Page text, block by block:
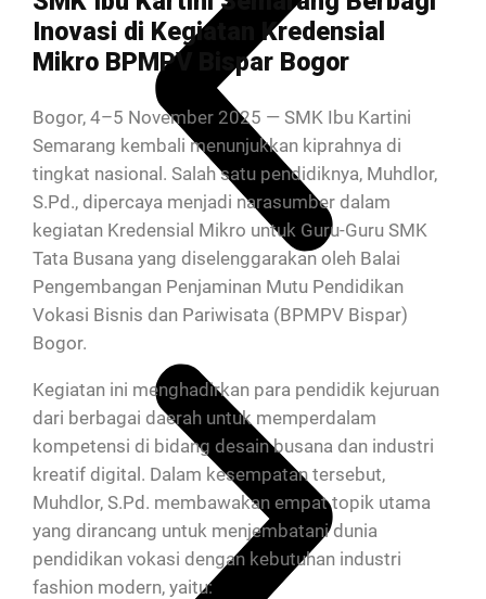
Inovasi di Kegiatan Kredensial
Mikro BPMPV Bispar Bogor
Bogor, 4–5 November 2025 — SMK Ibu Kartini
Semarang kembali menunjukkan kiprahnya di
tingkat nasional. Salah satu pendidiknya, Muhdlor,
S.Pd., dipercaya menjadi narasumber dalam
kegiatan Kredensial Mikro untuk Guru-Guru SMK
Tata Busana yang diselenggarakan oleh Balai
Pengembangan Penjaminan Mutu Pendidikan
Vokasi Bisnis dan Pariwisata (BPMPV Bispar)
Bogor.
Kegiatan ini menghadirkan para pendidik kejuruan
dari berbagai daerah untuk memperdalam
kompetensi di bidang desain busana dan industri
kreatif digital. Dalam kesempatan tersebut,
Muhdlor, S.Pd. membawakan empat topik utama
yang dirancang untuk menjembatani dunia
pendidikan vokasi dengan kebutuhan industri
fashion modern, yaitu: